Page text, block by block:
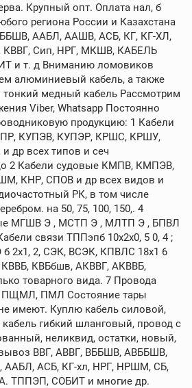
Крупный опт. Оплата нал, б
региона России и Казахстана
ААБЛ, ААШВ, АСБ, КГ, КГ-ХЛ,
Сип, НРГ, МКШВ, КАБЕЛЬ
и т. д Вниманию ломовиков
алюминиевый кабель, а также
тонкий медный кабель Рассмотрим
Viber, Whatsapp Постоянно
продукцию: 1 Кабели
КУПЭВ, КУПЭР, КРШС, КРШУ,
др всех типов и сеч
2 Кабели судовые КМПВ, КМПЭВ,
КНР, СПОВ и др всех видов и
РК, в том числе
на 50, 75, 100, 150,. 4
МГШВ Э , МСТП Э , МЛТП Э , БПВЛ
связи ТППэпб 10х2х0, 5 0, 4 ;
б 2х1, 2, СЭК, ВСЭК, КПВЛС 18х1 6
КВБбшв, АКВВГ, АКВВБ,
товарного вида. 7 Провода
ПМЛ Состояние тары
имеют. Куплю кабель силовой,
гибкий шланговый, провод с
неликвид, остатки, новый,
ВВГ, АВВГ, ВББШВ, АВББШВ,
АСБ, КГ-хл, НРГ, НРШМ, СБ,
ТППЭП, СОБИТ и многие др.